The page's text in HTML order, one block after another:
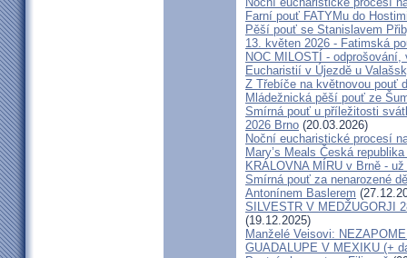
Farní pouť FATYMu do
Pěší pouť se Stanislavem
13. květen 2026 - Fatimská
NOC MILOSTÍ -
Eucharistií v Újezdě u
Z Třebíče na květnovou pouť
Mládežnická pěší pouť ze
Smírná pouť u příležitosti
2026 Brno (20.03.2026)
Noční eucharistické procesí
Mary’s Meals Česká
KRÁLOVNA MÍRU v Brně -
Smírná pouť za nenarozené
Antonínem Baslerem
SILVESTR V MEDŽUGORJI
(19.12.2025)
Manželé Veisovi:
GUADALUPE V MEXIKU (+